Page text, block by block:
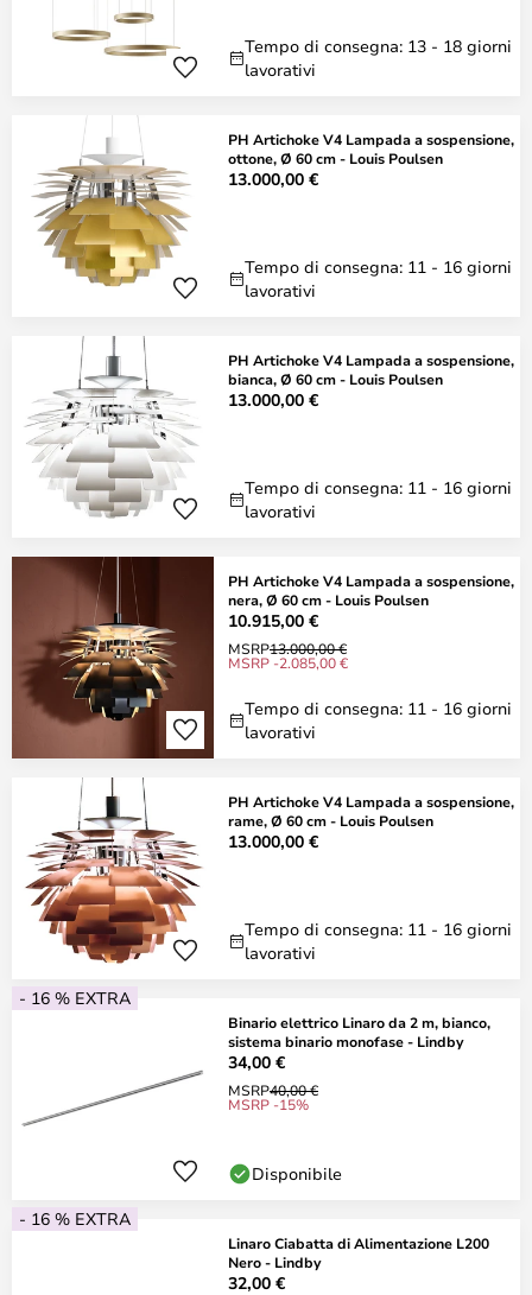
Tempo di consegna: 13 - 18 giorni
lavorativi
PH Artichoke V4 Lampada a sospensione,
ottone, Ø 60 cm - Louis Poulsen
13.000,00 €
Tempo di consegna: 11 - 16 giorni
lavorativi
PH Artichoke V4 Lampada a sospensione,
bianca, Ø 60 cm - Louis Poulsen
13.000,00 €
Tempo di consegna: 11 - 16 giorni
lavorativi
PH Artichoke V4 Lampada a sospensione,
nera, Ø 60 cm - Louis Poulsen
10.915,00 €
MSRP13.000,00 €
MSRP -2.085,00 €
Tempo di consegna: 11 - 16 giorni
lavorativi
PH Artichoke V4 Lampada a sospensione,
rame, Ø 60 cm - Louis Poulsen
13.000,00 €
Tempo di consegna: 11 - 16 giorni
lavorativi
- 16 % EXTRA
Binario elettrico Linaro da 2 m, bianco,
sistema binario monofase - Lindby
34,00 €
MSRP40,00 €
MSRP -15%
Disponibile
- 16 % EXTRA
Linaro Ciabatta di Alimentazione L200
Nero - Lindby
32,00 €